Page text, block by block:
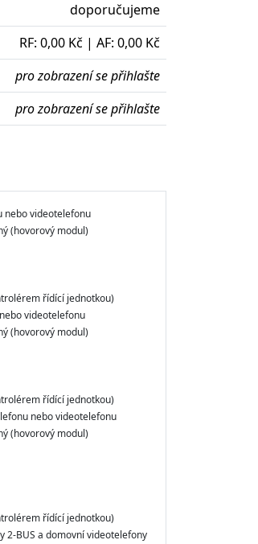
doporučujeme
RF: 0,00 Kč | AF: 0,00 Kč
pro zobrazení se přihlašte
pro zobrazení se přihlašte
nebo videotelefonu
(hovorový modul)
řídící jednotkou)
videotelefonu
(hovorový modul)
řídící jednotkou)
nebo videotelefonu
(hovorový modul)
řídící jednotkou)
2-BUS a domovní videotelefony